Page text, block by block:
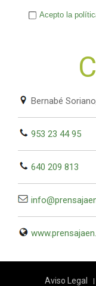
Acepto la
Bernabé
953 23 44 95
640 209 813
Aviso Legal